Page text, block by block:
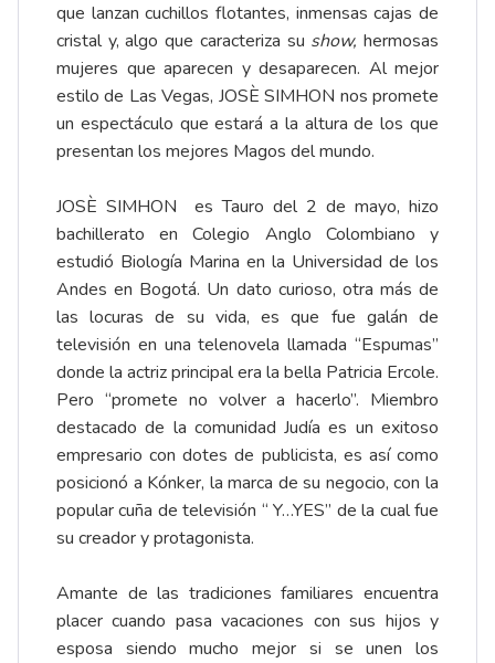
que lanzan cuchillos flotantes, inmensas cajas de
cristal y, algo que caracteriza su show, hermosas
mujeres que aparecen y desaparecen. Al mejor
estilo de Las Vegas, JOSÈ SIMHON nos promete
un espectáculo que estará a la altura de los que
presentan los mejores Magos del mundo.
JOSÈ SIMHON es Tauro del 2 de mayo, hizo
bachillerato en Colegio Anglo Colombiano y
estudió Biología Marina en la Universidad de los
Andes en Bogotá. Un dato curioso, otra más de
las locuras de su vida, es que fue galán de
televisión en una telenovela llamada “Espumas”
donde la actriz principal era la bella Patricia Ercole.
Pero “promete no volver a hacerlo”. Miembro
destacado de la comunidad Judía es un exitoso
empresario con dotes de publicista, es así como
posicionó a Kónker, la marca de su negocio, con la
popular cuña de televisión “ Y…YES” de la cual fue
su creador y protagonista.
Amante de las tradiciones familiares encuentra
placer cuando pasa vacaciones con sus hijos y
esposa siendo mucho mejor si se unen los